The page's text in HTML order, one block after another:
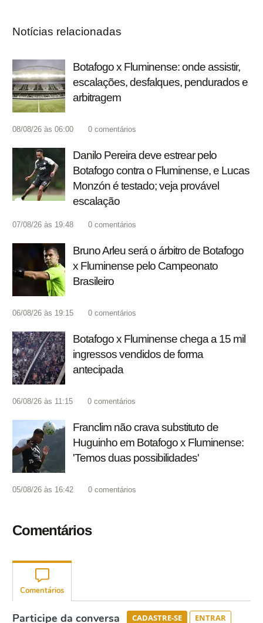
Notícias relacionadas
Botafogo x Fluminense: onde assistir,
escalações, desfalques, pendurados e
arbitragem
08/08/26 às 06:00 0 comentários
Danilo Pereira deve estrear pelo
Botafogo contra o Fluminense, e Lucas
Monzón é testado; veja provável
escalação
07/08/26 às 19:48 0 comentários
Bruno Arleu será o árbitro de Botafogo
x Fluminense pelo Campeonato
Brasileiro
06/08/26 às 19:15 0 comentários
Botafogo x Fluminense chega a 15 mil
ingressos vendidos de forma
antecipada
06/08/26 às 11:15 0 comentários
Franclim não crava substituto de
Huguinho em Botafogo x Fluminense:
'Temos duas possibilidades'
05/08/26 às 16:42 0 comentários
Comentários